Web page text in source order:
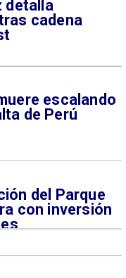
detalla
cadena
escalando
de Perú
del Parque
con inversión